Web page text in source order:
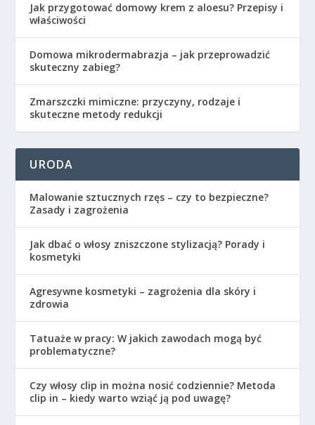
Jak przygotować domowy krem z aloesu? Przepisy i
właściwości
Domowa mikrodermabrazja – jak przeprowadzić
skuteczny zabieg?
Zmarszczki mimiczne: przyczyny, rodzaje i
skuteczne metody redukcji
URODA
Malowanie sztucznych rzęs – czy to bezpieczne?
Zasady i zagrożenia
Jak dbać o włosy zniszczone stylizacją? Porady i
kosmetyki
Agresywne kosmetyki – zagrożenia dla skóry i
zdrowia
Tatuaże w pracy: W jakich zawodach mogą być
problematyczne?
Czy włosy clip in można nosić codziennie? Metoda
clip in – kiedy warto wziąć ją pod uwagę?